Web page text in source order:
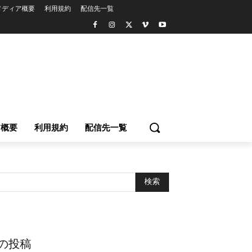
ィア概要 利用規約 配信先一覧
要 利用規約 配信先一覧
投稿